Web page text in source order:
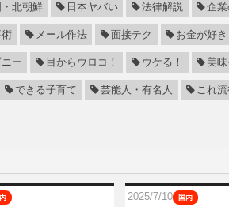
北朝鮮 日本ヤバい 法律解説 企
メール作法 面接テク お金が好き
ー 目からウロコ！ ウケる！ 美味
できる子育て 芸能人・有名人 これ
2025/7/10 国内